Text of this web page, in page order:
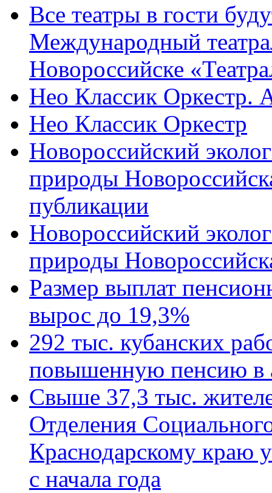
Все театры в гости
Международный
Новороссийске
Нео Классик Оркестр.
Нео Классик Оркестр
Новороссийский
природы
публикации
Новороссийский
природы
Размер выплат
вырос до 19,3%
292 тыс. кубанских
повышенную пенсию в
Свыше 37,3 тыс.
Отделения
Краснодарскому краю
с начала года